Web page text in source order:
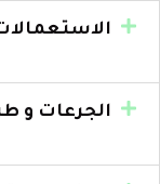
الجرعات و